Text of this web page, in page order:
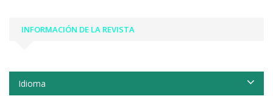
INFORMACIÓN DE LA REVISTA
Idioma